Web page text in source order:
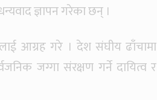
ज्ञापन गरेका छन् ।
आग्रह गरे । देश संघीय ढाँचामा
जग्गा संरक्षण गर्ने दायित्व र